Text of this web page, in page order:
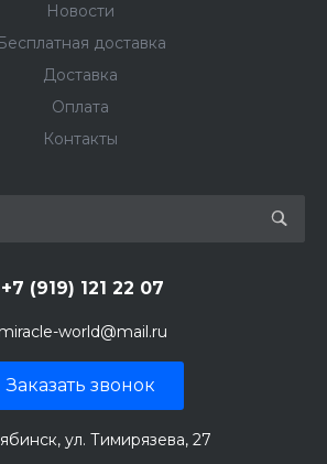
Новости
доставка
Доставка
Оплата
Контакты
+7 (919) 121 22 07
miracle-world@mail.ru
Заказать звонок
ул. Тимирязева, 27